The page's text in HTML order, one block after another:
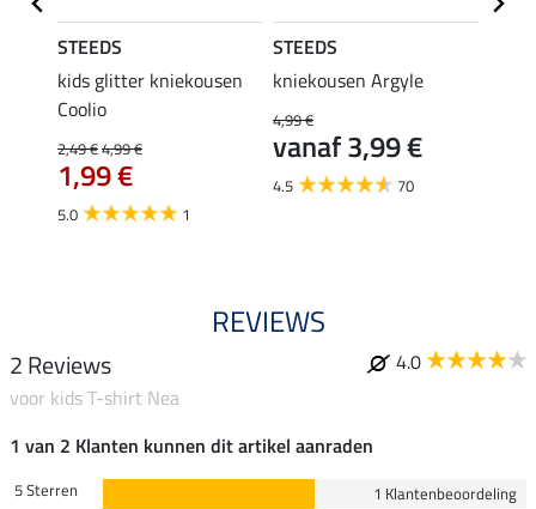
STEEDS
kids glitter kniekousen
Coolio
2,49 €4,99 €
1,99 €
5.0 1
STEEDS
kniekousen Argyle
4,99 €
vanaf 3,99 €
4.5 70
REVIEWS
2 Reviews
4.0
voor kids T-shirt Nea
1 van 2 Klanten kunnen dit artikel aanraden
5 Sterren
1 Klantenbeoordeling